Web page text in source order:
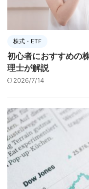
株式・ETF
初心者におすすめの
理士が解説
2026/7/14